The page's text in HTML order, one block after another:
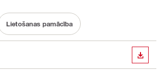
Lietošanas pamācība